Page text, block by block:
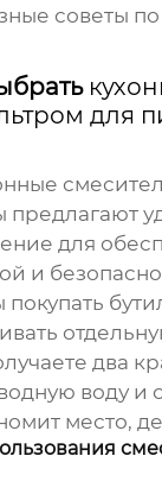
советы по
для
предлагают
для
и
покупать
два
воду и
место,